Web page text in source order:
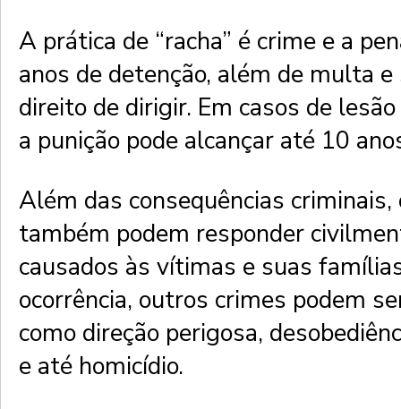
A prática de “racha” é crime e a
anos de detenção, além de multa
direito de dirigir. Em casos de
a punição pode alcançar até 10
Além das consequências
também podem responder
causados às vítimas e suas
ocorrência, outros crimes podem
como direção perigosa,
e até homicídio.